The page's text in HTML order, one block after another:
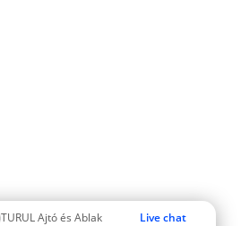
TURUL Ajtó és Ablak Live chat